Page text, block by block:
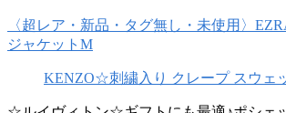
〈超レア・新品・タグ無し・未使用〉
ジャケットM
KENZO☆刺繍入り クレープ スウェ